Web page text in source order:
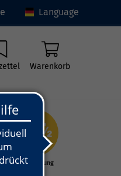
Language
Warenkorb
Grundbildung